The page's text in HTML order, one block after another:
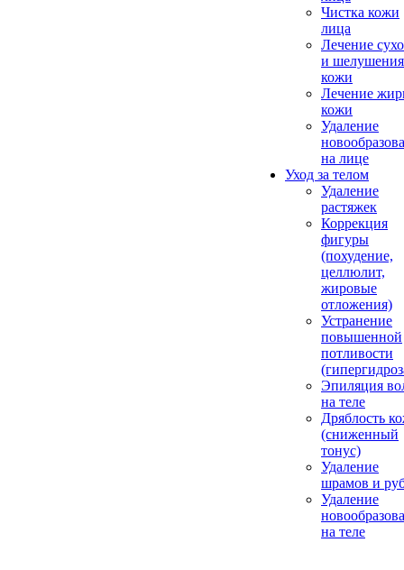
Чистка кожи
лица
Лечение
и шелушения
кожи
Лечение
кожи
Удаление
на лице
Уход за телом
Удаление
растяжек
Коррекция
фигуры
(похудение,
целлюлит,
жировые
отложения)
Устранение
повышенной
потливости
Эпиляция
на теле
Дряблость
(сниженный
тонус)
Удаление
шрамов и
Удаление
на теле